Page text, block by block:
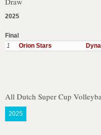
2025
Final
1
Orion Stars
All Dutch Super Cup
2025